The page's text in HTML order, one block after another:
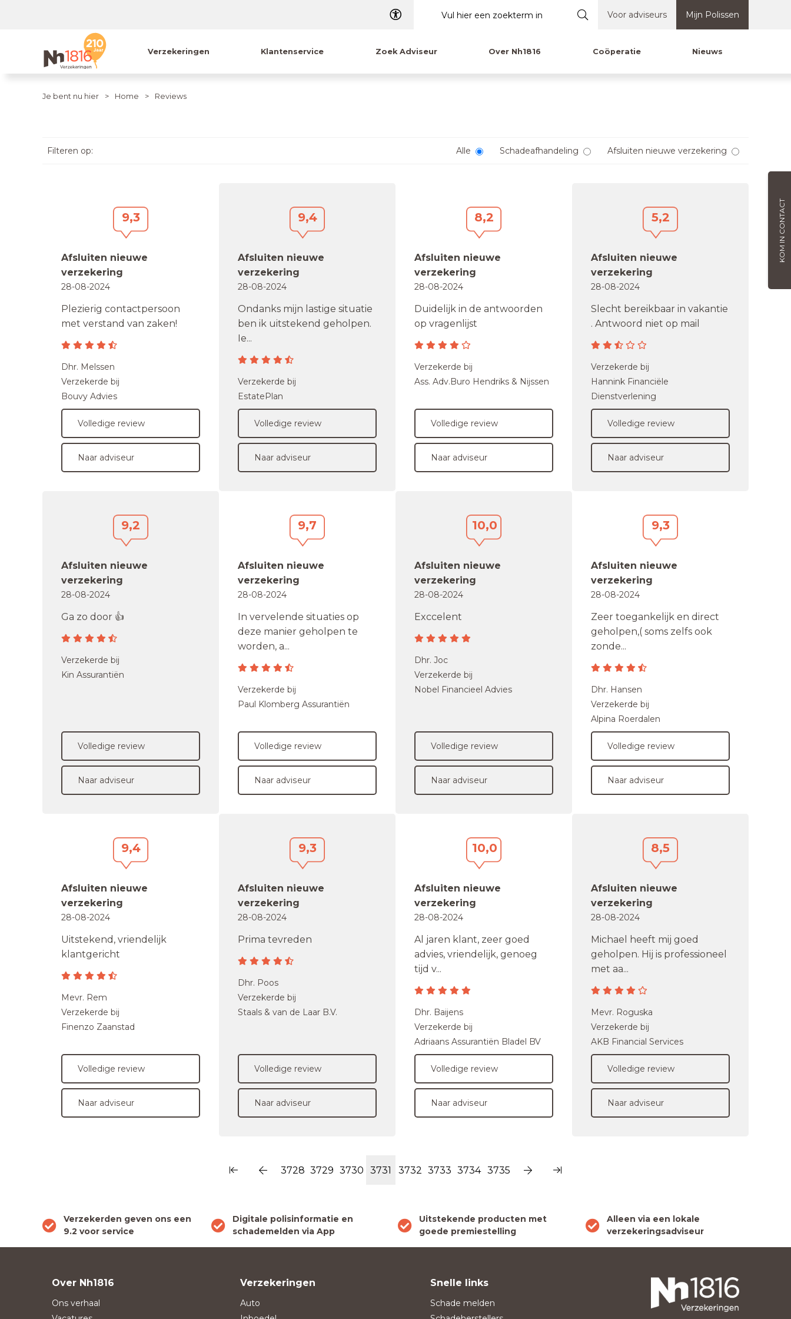
Dyslexie Voor adviseurs Mijn Polissen
Verzekeringen Klantenservice Zoek Adviseur Over Nh1816 Coöperatie Nieuws
KOM IN CONTACT
Je bent nu hier Home Reviews
Filteren op: Alle Schadeafhandeling Afsluiten nieuwe verzekering
9,3
Afsluiten nieuwe
verzekering
28-08-2024
Plezierig contactpersoon
met verstand van zaken!
Dhr. Melssen
Verzekerde bij
Bouvy Advies
Volledige review
Naar adviseur
9,4
Afsluiten nieuwe
verzekering
28-08-2024
Ondanks mijn lastige situatie
ben ik uitstekend geholpen.
Ie...
Verzekerde bij
EstatePlan
Volledige review
Naar adviseur
8,2
Afsluiten nieuwe
verzekering
28-08-2024
Duidelijk in de antwoorden
op vragenlijst
Verzekerde bij
Ass. Adv.Buro Hendriks & Nijssen
Volledige review
Naar adviseur
5,2
Afsluiten nieuwe
verzekering
28-08-2024
Slecht bereikbaar in vakantie
. Antwoord niet op mail
Verzekerde bij
Hannink Financiële
Dienstverlening
Volledige review
Naar adviseur
9,2
Afsluiten nieuwe
verzekering
28-08-2024
Ga zo door 👍
Verzekerde bij
Kin Assurantiën
Volledige review
Naar adviseur
9,7
Afsluiten nieuwe
verzekering
28-08-2024
In vervelende situaties op
deze manier geholpen te
worden, a...
Verzekerde bij
Paul Klomberg Assurantiën
Volledige review
Naar adviseur
10,0
Afsluiten nieuwe
verzekering
28-08-2024
Exccelent
Dhr. Joc
Verzekerde bij
Nobel Financieel Advies
Volledige review
Naar adviseur
9,3
Afsluiten nieuwe
verzekering
28-08-2024
Zeer toegankelijk en direct
geholpen,( soms zelfs ook
zonde...
Dhr. Hansen
Verzekerde bij
Alpina Roerdalen
Volledige review
Naar adviseur
9,4
Afsluiten nieuwe
verzekering
28-08-2024
Uitstekend, vriendelijk
klantgericht
Mevr. Rem
Verzekerde bij
Finenzo Zaanstad
Volledige review
Naar adviseur
9,3
Afsluiten nieuwe
verzekering
28-08-2024
Prima tevreden
Dhr. Poos
Verzekerde bij
Staals & van de Laar B.V.
Volledige review
Naar adviseur
10,0
Afsluiten nieuwe
verzekering
28-08-2024
Al jaren klant, zeer goed
advies, vriendelijk, genoeg
tijd v...
Dhr. Baijens
Verzekerde bij
Adriaans Assurantiën Bladel BV
Volledige review
Naar adviseur
8,5
Afsluiten nieuwe
verzekering
28-08-2024
Michael heeft mij goed
geholpen. Hij is professioneel
met aa...
Mevr. Roguska
Verzekerde bij
AKB Financial Services
Volledige review
Naar adviseur
3728 3729 3730 3731 3732 3733 3734 3735
Verzekerden geven ons een
9.2 voor service
Digitale polisinformatie en
schademelden via App
Uitstekende producten met
goede premiestelling
Alleen via een lokale
verzekeringsadviseur
Over Nh1816
Ons verhaal
Verzekeringen
Auto
Snelle links
Schade melden